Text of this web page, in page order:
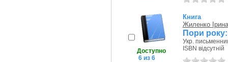
Доступно
6 из 6
Книга
Жиленко
Пори
Укр.
ISBN відсутній